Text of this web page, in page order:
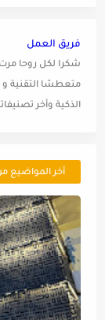
فريق العمل
شكرا لكل روحا
متعطشا التقنية و
الذكية وأخر
أخر المواضيع